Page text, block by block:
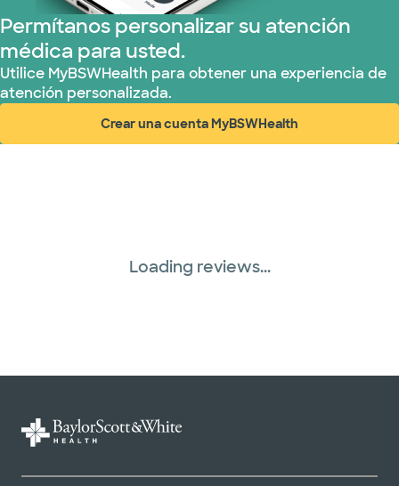
Permítanos personalizar su atención
médica para usted.
Utilice MyBSWHealth para obtener una experiencia de
atención personalizada.
Crear una cuenta MyBSWHealth
(abre en ventana nueva)
Loading reviews...